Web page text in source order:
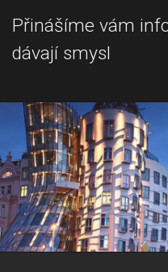
Přinášíme vám
dávají smysl